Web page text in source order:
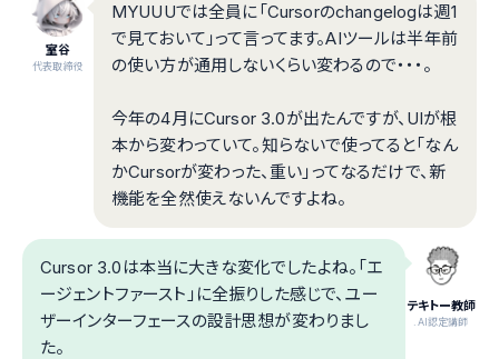
室谷
代表取締役
MYUUUでは全員に「Cursorのchangelogは週1
で見ておいて」って言ってます。AIツールは半年前
の使い方が通用しないくらい変わるので・・・。
今年の4月にCursor 3.0が出たんですが、UIが根
本から変わっていて。知らないで使ってると「なん
かCursorが変わった、重い」ってなるだけで、新
機能を全然使えないんですよね。
テキトー教師
.AI認定講師
Cursor 3.0は本当に大きな変化でしたよね。「エ
ージェントファースト」に全振りした感じで、ユー
ザーインターフェースの設計思想が変わりまし
た。